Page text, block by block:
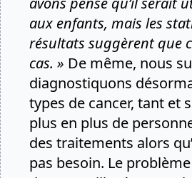
aux enfants, mais les
résultats suggèrent que
cas. » De même, nous
diagnostiquons
types de cancer, tant et
plus en plus de
des traitements alors
pas besoin. Le